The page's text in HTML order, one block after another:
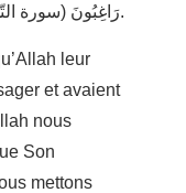
رَاغِبُونَ (سورة التّوبة، الآية 59).
leur
et avaient
nous
Son
mettons